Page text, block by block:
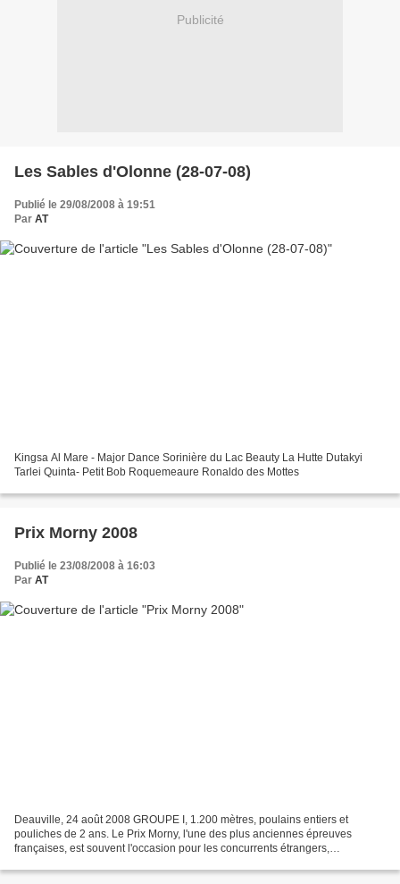
Publicité
Les Sables d'Olonne (28-07-08)
Publié le 29/08/2008 à 19:51
Par AT
Kingsa Al Mare - Major Dance Sorinière du Lac Beauty La Hutte Dutakyi
Tarlei Quinta- Petit Bob Roquemeaure Ronaldo des Mottes
Prix Morny 2008
Publié le 23/08/2008 à 16:03
Par AT
Deauville, 24 août 2008 GROUPE I, 1.200 mètres, poulains entiers et
pouliches de 2 ans. Le Prix Morny, l'une des plus anciennes épreuves
françaises, est souvent l'occasion pour les concurrents étrangers,